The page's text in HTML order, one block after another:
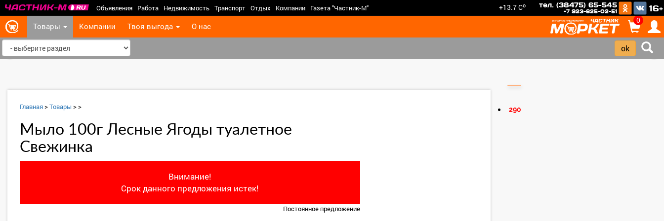
Объявления Работа Недвижимость Транспорт Отдых Компании Газета "Частник-М" +13.7 Co тел. (38475) 65-545
+7 923-625-02-51 16+
Товары Компании Твоя выгода О нас
0
>
Главная>Товары >>
Мыло 100г Лесные Ягоды туалетное
Свежинка
Внимание!
Срок данного предложения истек!
Постоянное предложение
290
‹ ›